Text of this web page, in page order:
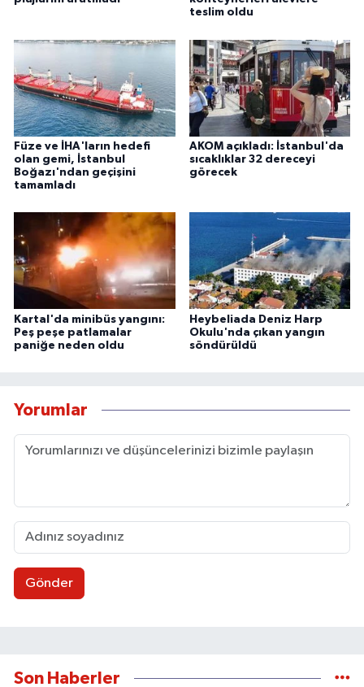
teslim oldu
Füze ve İHA'ların hedefi
olan gemi, İstanbul
Boğazı'ndan geçişini
tamamladı
AKOM açıkladı: İstanbul'da
sıcaklıklar 32 dereceyi
görecek
Kartal'da minibüs yangını:
Peş peşe patlamalar
paniğe neden oldu
Heybeliada Deniz Harp
Okulu'nda çıkan yangın
söndürüldü
Yorumlar
Gönder
Son Haberler